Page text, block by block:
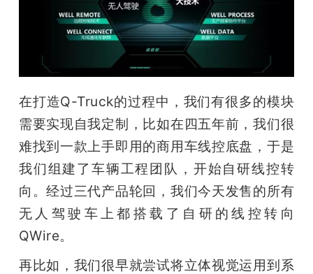
在打造Q-Truck的过程中，我们有很多的模块
需要实现自我定制，比如在四五年前，我们很
难找到一款上手即用的商用车线控底盘，于是
我们组建了车辆工程团队，开始自研线控转
向。经过三代产品轮回，我们今天发售的所有
无人驾驶车上都搭载了自研的线控转向
QWire。
再比如，我们很早就尝试将立体视觉运用到系